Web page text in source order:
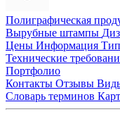
Полиграфическая
Вырубные штампы
Цены Информация
Технические
Портфолио
Контакты Отзывы
Словарь терминов